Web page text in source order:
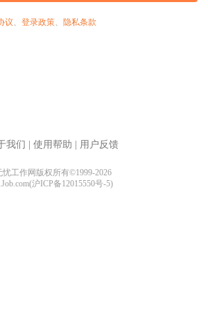
议、 登录政策、 隐私条款
我们 使用帮助 用户反馈
忧工作网版权所有©1999-2026
沪ICP备12015550号-5)